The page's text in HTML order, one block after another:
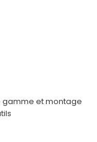
gamme et montage